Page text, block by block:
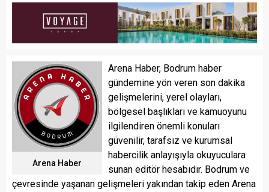
Arena Haber
Arena Haber, Bodrum haber
gündemine yön veren son dakika
gelişmelerini, yerel olayları,
bölgesel başlıkları ve kamuoyunu
ilgilendiren önemli konuları
güvenilir, tarafsız ve kurumsal
habercilik anlayışıyla okuyuculara
sunan editör hesabıdır. Bodrum ve
çevresinde yaşanan gelişmeleri yakından takip eden Arena